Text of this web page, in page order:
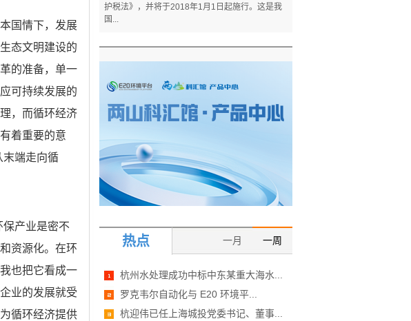
国情下，发展
态文明建设的
的准备，单一
可持续发展的
，而循环经济
着重要的意
末端走向循
保产业是密不
资源化。在环
也把它看成一
业的发展就受
循环经济提供
护税法》，并将于2018年1月1日起施行。这是我
国...
热点 一周
一月
杭州水处理成功中标中东某重大海水...
罗克韦尔自动化与 E20 环境平...
杭迎伟已任上海城投党委书记、董事...